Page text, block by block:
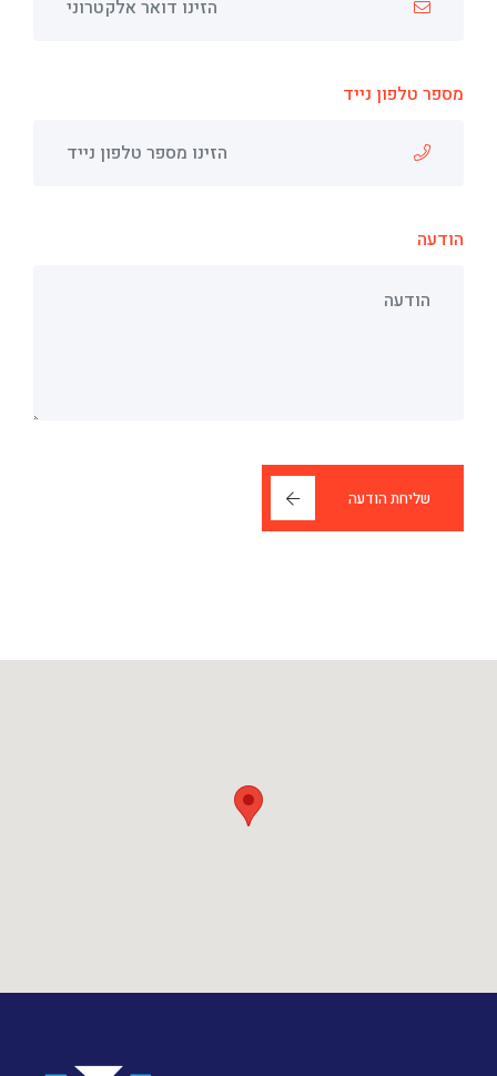
מספר טלפון נייד
הודעה
שליחת הודעה